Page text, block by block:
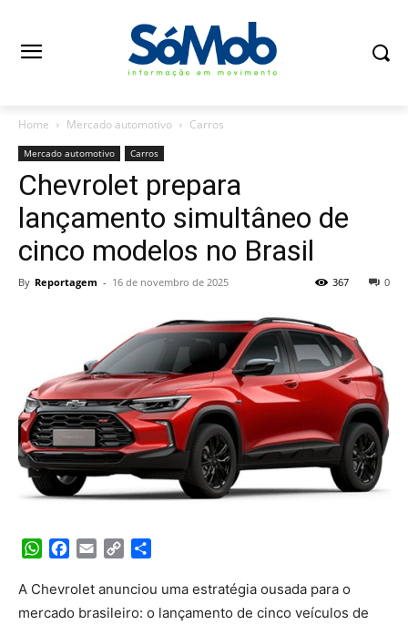
Home Mercado automotivo Carros
Mercado automotivo Carros
Chevrolet prepara
lançamento simultâneo de
cinco modelos no Brasil
By Reportagem - 16 de novembro de 2025 0
367
WhatsApp
Facebook
Email Copy
A Chevrolet anunciou uma estratégia ousada para o
mercado brasileiro: o lançamento de cinco veículos de